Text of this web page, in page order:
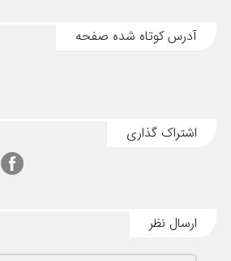
آدرس کوتاه شده صفحه
اشتراک گذاری
ارسال نظر